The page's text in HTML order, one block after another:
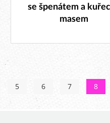
se špenátem a
masem
5 6 7 8